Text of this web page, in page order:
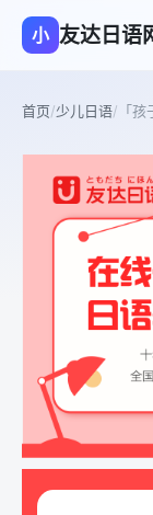
小 友达日语
首页/少儿日语/ 「